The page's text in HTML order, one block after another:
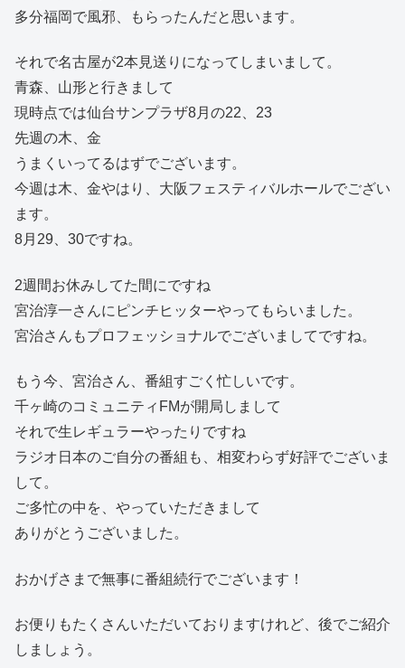
多分福岡で風邪、もらったんだと思います。
それで名古屋が2本見送りになってしまいまして。
青森、山形と行きまして
現時点では仙台サンプラザ8月の22、23
先週の木、金
うまくいってるはずでございます。
今週は木、金やはり、大阪フェスティバルホールでござい
ます。
8月29、30ですね。
2週間お休みしてた間にですね
宮治淳一さんにピンチヒッターやってもらいました。
宮治さんもプロフェッショナルでございましてですね。
もう今、宮治さん、番組すごく忙しいです。
千ヶ崎のコミュニティFMが開局しまして
それで生レギュラーやったりですね
ラジオ日本のご自分の番組も、相変わらず好評でございま
して。
ご多忙の中を、やっていただきまして
ありがとうございました。
おかげさまで無事に番組続行でございます！
お便りもたくさんいただいておりますけれど、後でご紹介
しましょう。